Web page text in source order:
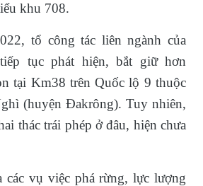
khu 708.
tổ công tác liên ngành của
tục phát hiện, bắt giữ hơn
tại Km38 trên Quốc lộ 9 thuộc
(huyện Đakrông). Tuy nhiên,
thác trái phép ở đâu, hiện chưa
các vụ việc phá rừng, lực lượng